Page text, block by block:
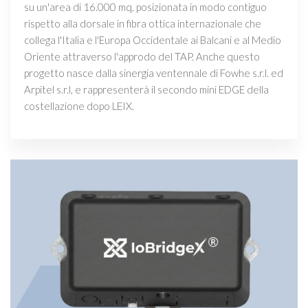
su un'area di 16.000 mq, posizionata in modo contiguo
rispetto alla dorsale in fibra ottica internazionale che
collega l'Italia e l'Europa Occidentale ai Balcani e al Medio
Oriente attraverso l'approdo del TAP. Anche questo
progetto nasce dalla sinergia ventennale di Fowhe s.r.l. ed
Arpitel s.r.l, e rappresenterà il secondo mini EDGE della
costellazione dopo LEIX.